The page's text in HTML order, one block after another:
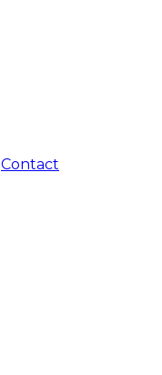
Contact